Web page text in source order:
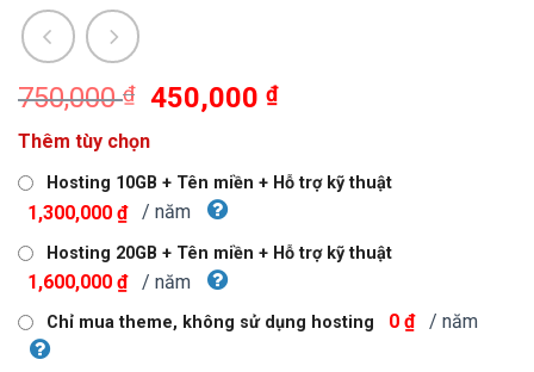
750,000₫
Giá
là:
750,000 ₫.
450,000₫Giá
là:
Thêm tùy chọn
Hosting 10GB + Tên miền + Hỗ trợ kỹ thuật
1,300,000 ₫ / năm
Hosting 20GB + Tên miền + Hỗ trợ kỹ thuật
1,600,000 ₫ / năm
Chỉ mua theme, không sử dụng hosting 0 ₫ / năm